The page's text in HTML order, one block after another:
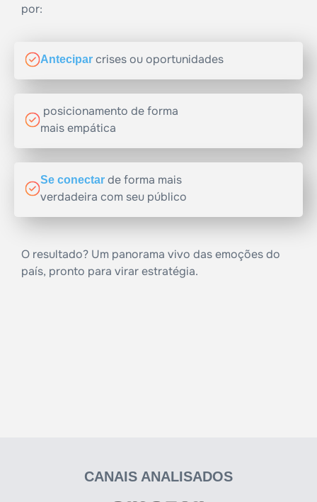
por:
Antecipar crises ou oportunidades
posicionamento de forma
mais empática
Se conectar de forma mais
verdadeira com seu público
O resultado? Um panorama vivo das emoções do
país, pronto para virar estratégia.
CANAIS ANALISADOS